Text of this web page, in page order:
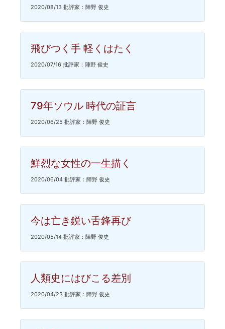
2020/08/13 批評家：陣野 俊史
飛びつく手 軽くはたく
2020/07/16 批評家：陣野 俊史
79年ソウル 時代の証言
2020/06/25 批評家：陣野 俊史
鮮烈な女性の一生描く
2020/06/04 批評家：陣野 俊史
今は亡き鋭い舌鋒再び
2020/05/14 批評家：陣野 俊史
人類史にはびこる差別
2020/04/23 批評家：陣野 俊史